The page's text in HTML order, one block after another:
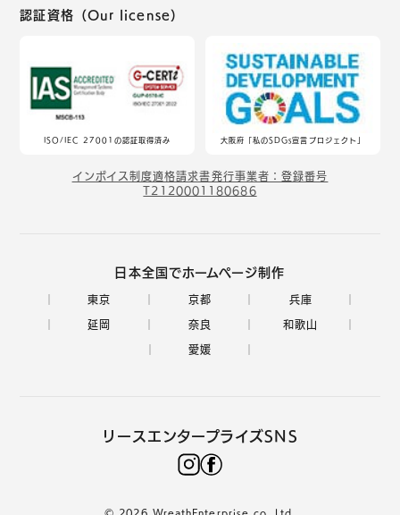
認証資格（Our license）
ISO/IEC 27001の認証取得済み 大阪府「私のSDGs宣言プロジェクト」
インボイス制度適格請求書発行事業者：登録番号
T2120001180686
日本全国でホームページ制作
東京 京都 兵庫
延岡 奈良 和歌山
愛媛
リースエンタープライズSNS
© 2026 WreathEnterprise co.,Ltd.